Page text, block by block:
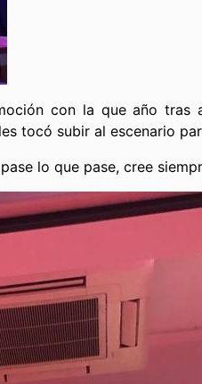
con la que año tras
tocó subir al escenario
lo que pase, cree